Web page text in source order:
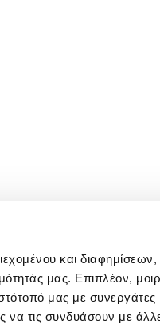
και
μας. Επιπλέον,
μας με
να τις συνδυάσουν με